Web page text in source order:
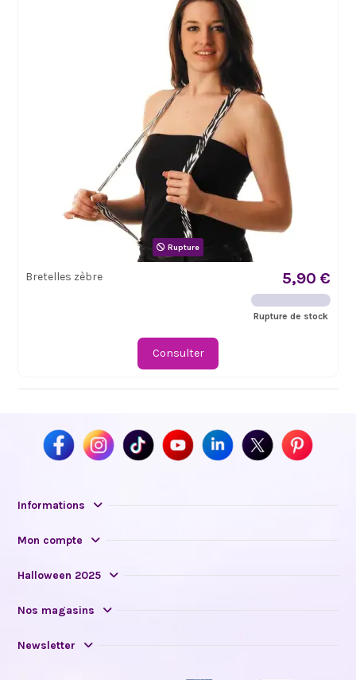
Rupture
Bretelles zèbre 5,90 €
Rupture de stock
Consulter
Informations
Mon compte
Halloween 2025
Nos magasins
Newsletter